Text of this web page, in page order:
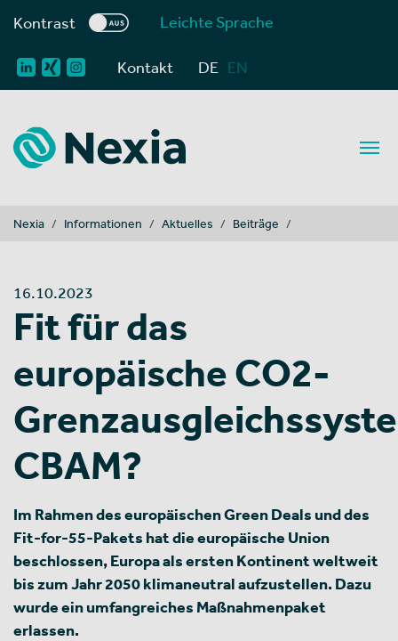
Kontrast Leichte Sprache
Kontakt DE EN
You are here:
Nexia Informationen Aktuelles Beiträge
16.10.2023
Fit für das
europäische CO2-
CBAM?
Im Rahmen des europäischen Green Deals und des
Fit-for-55-Pakets hat die europäische Union
beschlossen, Europa als ersten Kontinent weltweit
bis zum Jahr 2050 klimaneutral aufzustellen. Dazu
wurde ein umfangreiches Maßnahmenpaket
erlassen.